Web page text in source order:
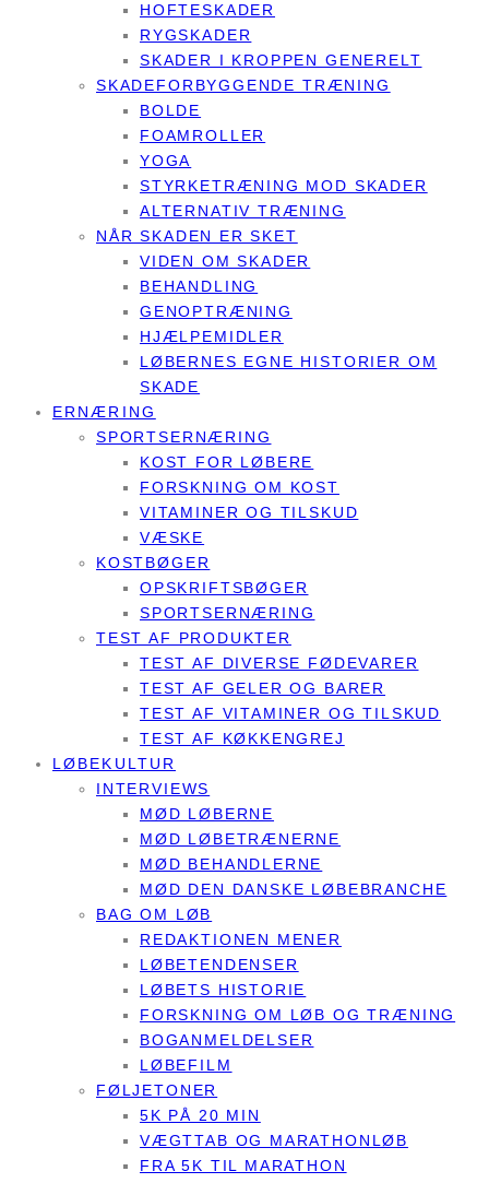
HOFTESKADER
RYGSKADER
SKADER I KROPPEN GENERELT
SKADEFORBYGGENDE TRÆNING
BOLDE
FOAMROLLER
YOGA
STYRKETRÆNING MOD SKADER
ALTERNATIV TRÆNING
NÅR SKADEN ER SKET
VIDEN OM SKADER
BEHANDLING
GENOPTRÆNING
HJÆLPEMIDLER
LØBERNES EGNE HISTORIER OM
SKADE
ERNÆRING
SPORTSERNÆRING
KOST FOR LØBERE
FORSKNING OM KOST
VITAMINER OG TILSKUD
VÆSKE
KOSTBØGER
OPSKRIFTSBØGER
SPORTSERNÆRING
TEST AF PRODUKTER
TEST AF DIVERSE FØDEVARER
TEST AF GELER OG BARER
TEST AF VITAMINER OG TILSKUD
TEST AF KØKKENGREJ
LØBEKULTUR
INTERVIEWS
MØD LØBERNE
MØD LØBETRÆNERNE
MØD BEHANDLERNE
MØD DEN DANSKE LØBEBRANCHE
BAG OM LØB
REDAKTIONEN MENER
LØBETENDENSER
LØBETS HISTORIE
FORSKNING OM LØB OG TRÆNING
BOGANMELDELSER
LØBEFILM
FØLJETONER
5K PÅ 20 MIN
VÆGTTAB OG MARATHONLØB
FRA 5K TIL MARATHON